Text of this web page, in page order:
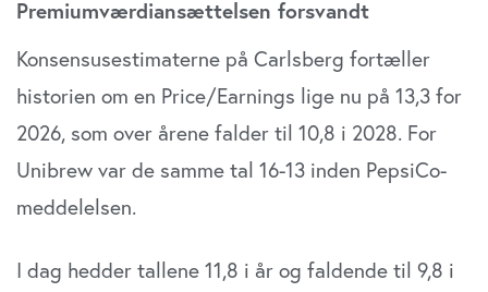
Premiumværdiansættelsen forsvandt
Konsensusestimaterne på Carlsberg fortæller
historien om en Price/Earnings lige nu på 13,3 for
2026, som over årene falder til 10,8 i 2028. For
Unibrew var de samme tal 16-13 inden PepsiCo-
meddelelsen.
I dag hedder tallene 11,8 i år og faldende til 9,8 i